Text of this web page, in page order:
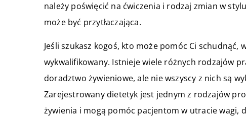
należy poświęcić na ćwiczenia i rodzaj zmian w
może być przytłaczająca.
Jeśli szukasz kogoś, kto może pomóc Ci schudnąć,
wykwalifikowany. Istnieje wiele różnych rodzajów
doradztwo żywieniowe, ale nie wszyscy z nich są
Zarejestrowany dietetyk jest jednym z rodzajów
żywienia i mogą pomóc pacjentom w utracie